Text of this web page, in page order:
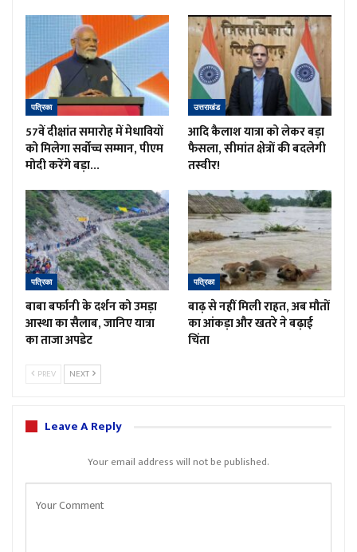
पत्रिका
57वें दीक्षांत समारोह में मेधावियों
को मिलेगा सर्वोच्च सम्मान, पीएम
मोदी करेंगे बड़ा…
उत्तराखंड
आदि कैलाश यात्रा को लेकर बड़ा
फैसला, सीमांत क्षेत्रों की बदलेगी
तस्वीर!
पत्रिका
बाबा बर्फानी के दर्शन को उमड़ा
आस्था का सैलाब, जानिए यात्रा
का ताजा अपडेट
पत्रिका
बाढ़ से नहीं मिली राहत, अब मौतों
का आंकड़ा और खतरे ने बढ़ाई
चिंता
PREV NEXT
Leave A Reply
Your email address will not be published.